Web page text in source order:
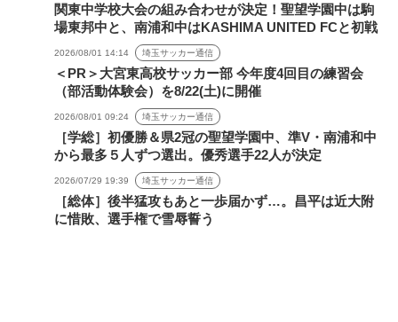
関東中学校大会の組み合わせが決定！聖望学園中は駒
場東邦中と、南浦和中はKASHIMA UNITED FCと初戦
2026/08/01 14:14 埼玉サッカー通信
＜PR＞大宮東高校サッカー部 今年度4回目の練習会
（部活動体験会）を8/22(土)に開催
2026/08/01 09:24 埼玉サッカー通信
［学総］初優勝＆県2冠の聖望学園中、準V・南浦和中
から最多５人ずつ選出。優秀選手22人が決定
2026/07/29 19:39 埼玉サッカー通信
［総体］後半猛攻もあと一歩届かず…。昌平は近大附
に惜敗、選手権で雪辱誓う